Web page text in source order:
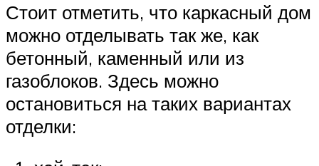
Стоит отметить, что каркасный дом
можно отделывать так же, как
бетонный, каменный или из
газоблоков. Здесь можно
остановиться на таких вариантах
отделки: